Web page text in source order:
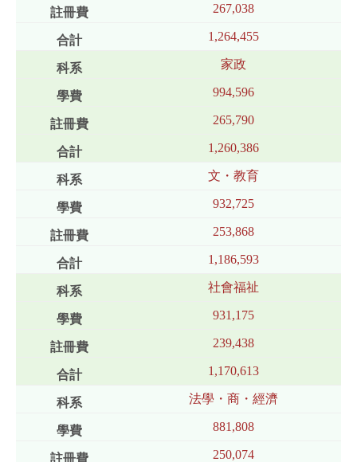
267,038
1,264,455
家政
994,596
265,790
1,260,386
文・教育
932,725
253,868
1,186,593
社會福祉
931,175
239,438
1,170,613
法學・商・經濟
881,808
250,074